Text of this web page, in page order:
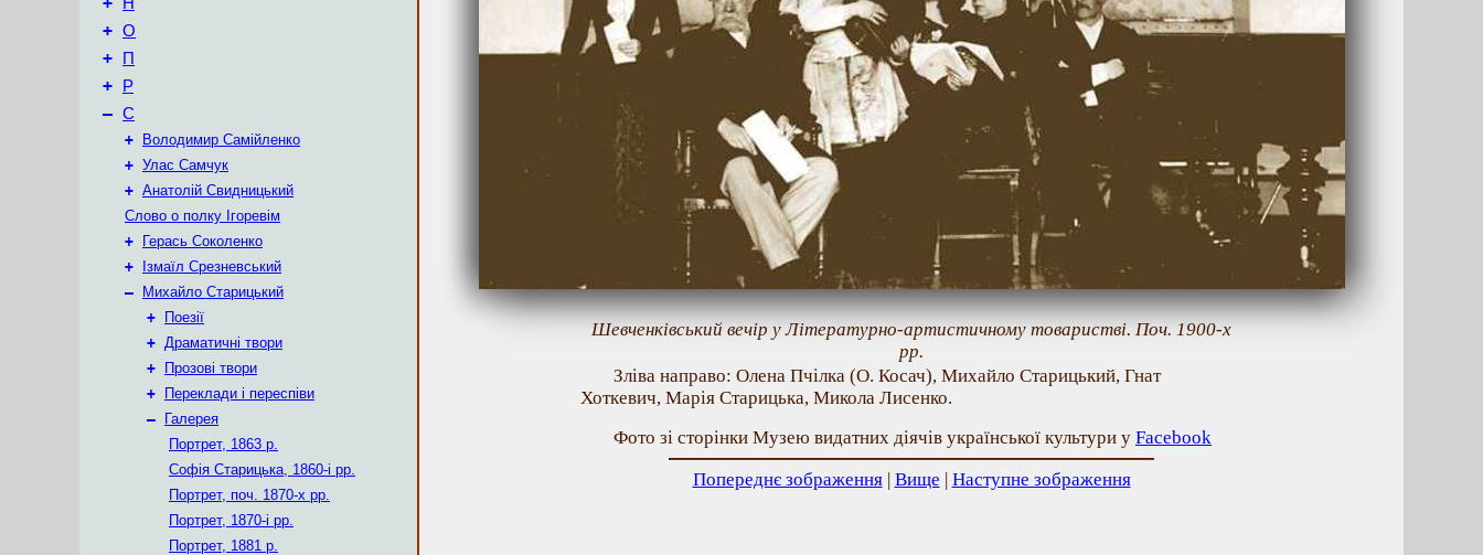
+ О
+ П
+ Р
– С
+
Володимир Самійленко
+ Улас Самчук
+ Анатолій Свидницький
Слово о полку Ігоревім
+
Герась Соколенко
+
Ізмаїл Срезневський
–
Михайло Старицький
+
Поезії
+ Драматичні твори
+
Прозові твори
+
Переклади і переспіви
–
Галерея
Портрет, 1863 р.
Софія Старицька, 1860-і рр.
Портрет, поч. 1870-х рр.
Портрет, 1870-і рр.
Портрет, 1881 р.
Шевченківський вечір у Літературно-артистичному товаристві. Поч. 1900-х
рр.
Зліва направо: Олена Пчілка (О. Косач), Михайло Старицький, Гнат
Хоткевич, Марія Старицька, Микола Лисенко.
Фото зі сторінки Музею видатних діячів української культури у Facebook
Попереднє зображення| Вище | Наступне зображення